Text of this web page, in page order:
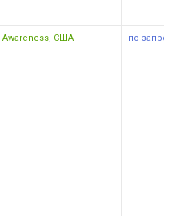
Awareness, США по